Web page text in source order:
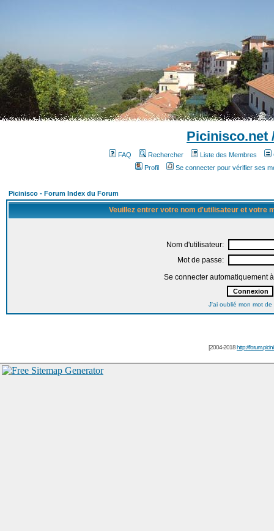
Picinisco.net
FAQ Rechercher Liste des Membres
Profil
Se connecter pour vérifier ses
Picinisco - Forum Index du Forum
Veuillez entrer votre nom d'utilisateur et votre
Nom d'utilisateur:
Mot de passe:
Se connecter automatiquement
J'ai oublié mon mot de
[2004-2018http://